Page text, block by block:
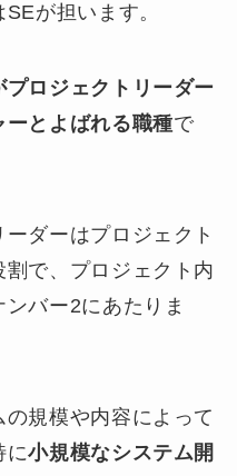
が担います。
プロジェクトリーダー
とよばれる職種で
ダーはプロジェクト
で、プロジェクト内
バー2にあたりま
規模や内容によって
に小規模なシステム開